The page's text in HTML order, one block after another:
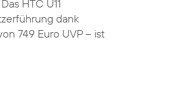
HTC U11
dank
749 Euro UVP – ist